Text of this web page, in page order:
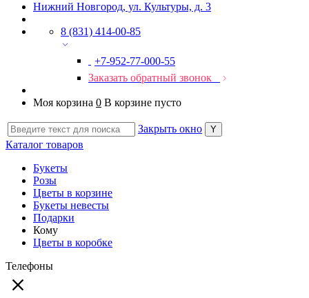
Нижний Новгород, ул. Культуры, д. 3
8 (831) 414-00-85
+7-952-77-000-55
Заказать обратный звонок
Моя корзина 0 В корзине пусто
Закрыть окно
Каталог товаров
Букеты
Розы
Цветы в корзине
Букеты невесты
Подарки
Кому
Цветы в коробке
Телефоны